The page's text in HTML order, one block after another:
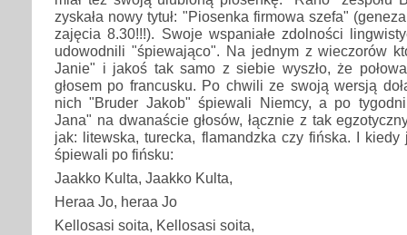
zyskała nowy tytuł: "Piosenka firmowa szefa"
zajęcia 8.30!!!). Swoje wspaniałe zdolności
udowodnili "śpiewająco". Na jednym z wieczorów
Janie" i jakoś tak samo z siebie wyszło, że
głosem po francusku. Po chwili ze swoją wersją
nich "Bruder Jakob" śpiewali Niemcy, a po
Jana" na dwanaście głosów, łącznie z tak
jak: litewska, turecka, flamandzka czy fińska. I
śpiewali po fińsku:
Jaakko Kulta, Jaakko Kulta,
Heraa Jo, heraa Jo
Kellosasi soita, Kellosasi soita,